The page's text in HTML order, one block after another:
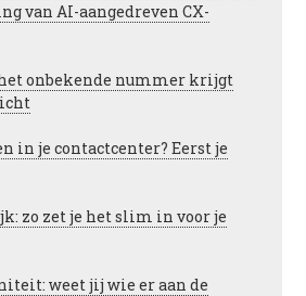
van AI-aangedreven CX-
onbekende nummer krijgt
in je contactcenter? Eerst je
zo zet je het slim in voor je
weet jij wie er aan de